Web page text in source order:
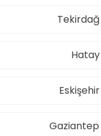
Tekirdağ
Hatay
Eskişehir
Gaziantep